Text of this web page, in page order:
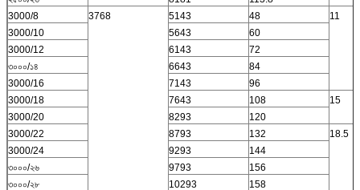
3000/8
3768 5143 48
11
3000/10
5643
60
3000/12
6143
72
৩০০০/১৪
6643
84
3000/16
7143
96
3000/18
7643 108
15
3000/20
8293
120
3000/22
8793 132
18.5
3000/24
9293
144
৩০০০/২৬
9793
156
৩০০০/২৮
10293 158